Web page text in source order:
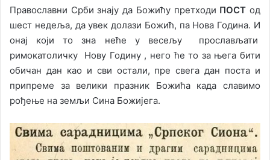
Православни Срби знају да Божићу претходи ПОСТ од
шест недеља, да увек долази Божић, па Нова Година. И
онај који то зна неће у весељу прослављати
римокатоличку Нову Годину , него ће то за њега бити
обичан дан као и сви остали, пре свега дан поста и
припреме за велики празник Божића када славимо
рођење на земљи Сина Божијега.